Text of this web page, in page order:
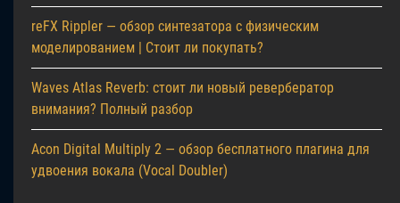
reFX Rippler — обзор синтезатора с физическим
моделированием | Стоит ли покупать?
Waves Atlas Reverb: стоит ли новый ревербератор
внимания? Полный разбор
Acon Digital Multiply 2 — обзор бесплатного плагина для
удвоения вокала (Vocal Doubler)